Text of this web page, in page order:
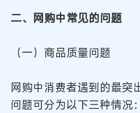
二、网购中常见的问题
（一）商品质量问题
网购中消费者遇到的最突
问题可分为以下三种情况：